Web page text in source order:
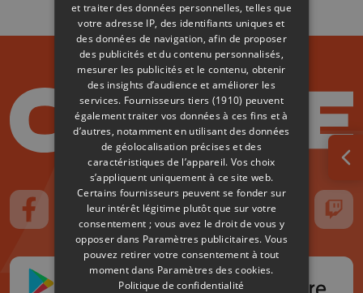
Suivez-nous sur FaceBook
Suivez-nous sur Instagram
Suivez-nous sur TikTokSuivez-nous sur YouTube
Suivez-nous
et traiter des données personnelles, telles que
votre adresse IP, des identifiants uniques et
des données de navigation, afin de proposer
des publicités et du contenu personnalisés,
mesurer les publicités et le contenu, obtenir
des insights d’audience et améliorer les
services. Fournisseurs tiers (1910) peuvent
également traiter vos données à ces fins et à
d’autres, notamment en utilisant des données
de géolocalisation précises et des
caractéristiques de l’appareil. Vos choix
s’appliquent uniquement à ce site web.
Certains fournisseurs peuvent se fonder sur
leur intérêt légitime plutôt que sur votre
consentement ; vous avez le droit de vous y
opposer dans Paramètres publicitaires. Vous
pouvez retirer votre consentement à tout
moment dans Paramètres des cookies.
Politique de confidentialité